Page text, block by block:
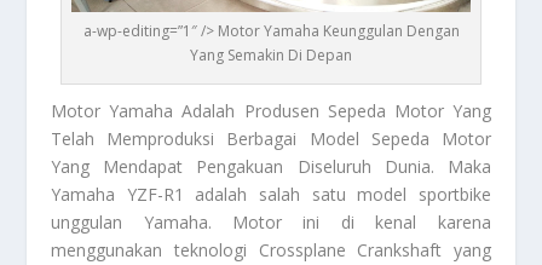
a-wp-editing=”1″ /> Motor Yamaha Keunggulan Dengan
Yang Semakin Di Depan
Motor Yamaha Adalah Produsen Sepeda Motor Yang
Telah Memproduksi Berbagai Model Sepeda Motor
Yang Mendapat Pengakuan Diseluruh Dunia. Maka
Yamaha YZF-R1 adalah salah satu model sportbike
unggulan Yamaha. Motor ini di kenal karena
menggunakan teknologi Crossplane Crankshaft yang